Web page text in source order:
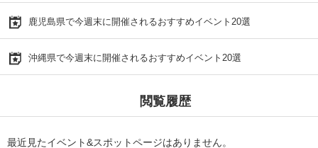
鹿児島県で今週末に開催されるおすすめイベント20選
沖縄県で今週末に開催されるおすすめイベント20選
閲覧履歴
最近見たイベント&スポットページはありません。